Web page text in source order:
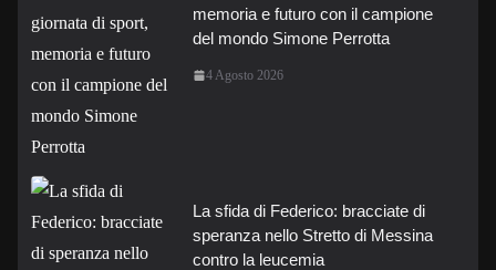
memoria e futuro con il campione
del mondo Simone Perrotta
4 Agosto 2026
La sfida di Federico: bracciate di
speranza nello Stretto di Messina
contro la leucemia